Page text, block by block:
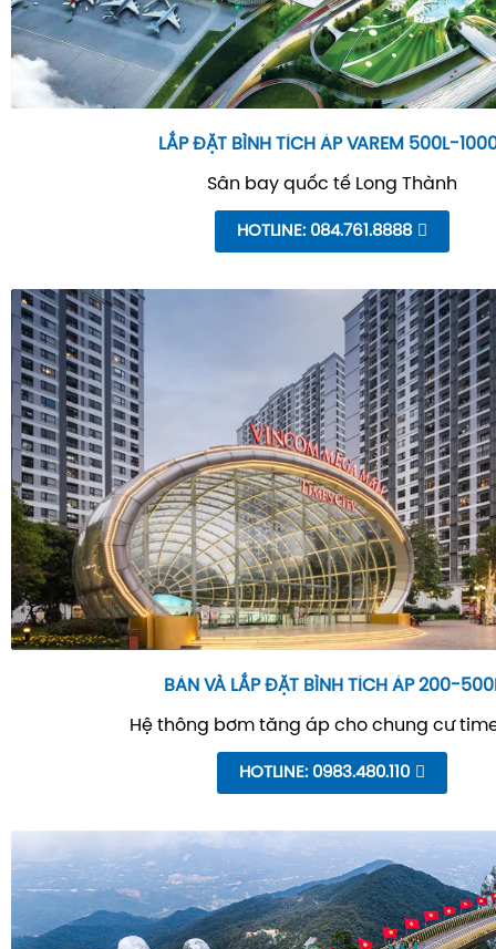
LẮP ĐẶT BÌNH TÍCH ÁP VAREM 500L-
Sân bay quốc tế Long Thành
HOTLINE: 084.761.8888
BÁN VÀ LẮP ĐẶT BÌNH TÍCH ÁP 200-
Hệ thông bơm tăng áp cho chung cư
HOTLINE: 0983.480.110